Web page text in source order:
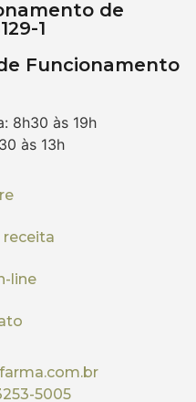
de
1
Funcionamento
8h30 às 19h
às 13h
receita
line
5005